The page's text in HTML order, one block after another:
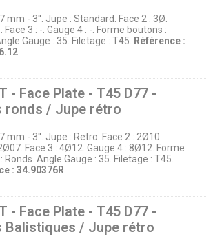
mm - 3''. Jupe : Standard. Face 2 : 3Ø.
Face 3 : -. Gauge 4 : -. Forme boutons :
Gauge : 35. Filetage : T45.
Référence :
- Face Plate - T45 D77 -
ronds / Jupe rétro
mm - 3''. Jupe : Retro. Face 2 : 2Ø10.
Face 3 : 4Ø12. Gauge 4 : 8Ø12. Forme
Ronds. Angle Gauge : 35. Filetage : T45.
: 34.90376R
- Face Plate - T45 D77 -
Balistiques / Jupe rétro